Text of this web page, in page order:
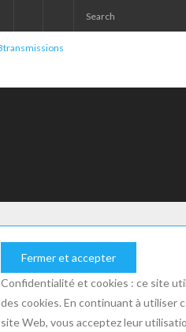
Confidentialité et cookies : ce site
des cookies. En continuant à utiliser
site Web, vous acceptez leur